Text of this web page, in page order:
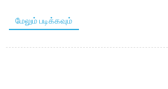
மேலும் படிக்கவும்